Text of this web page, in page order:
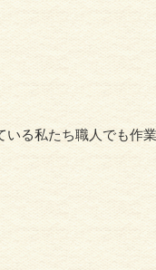
いる私たち職人でも作